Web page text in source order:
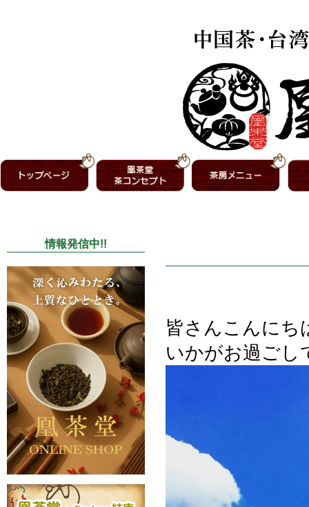
情報発信中!!
皆さんこんにち
いかがお過ごし